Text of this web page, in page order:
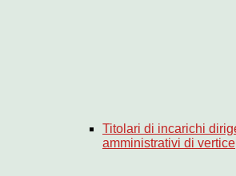
Titolari di incarichi
amministrativi di vertice